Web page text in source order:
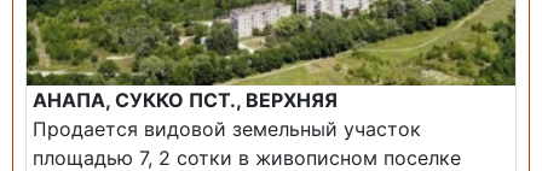
АНАПА, СУККО ПСТ., ВЕРХНЯЯ
Продается видовой земельный участок
площадью 7, 2 сотки в живописном поселке